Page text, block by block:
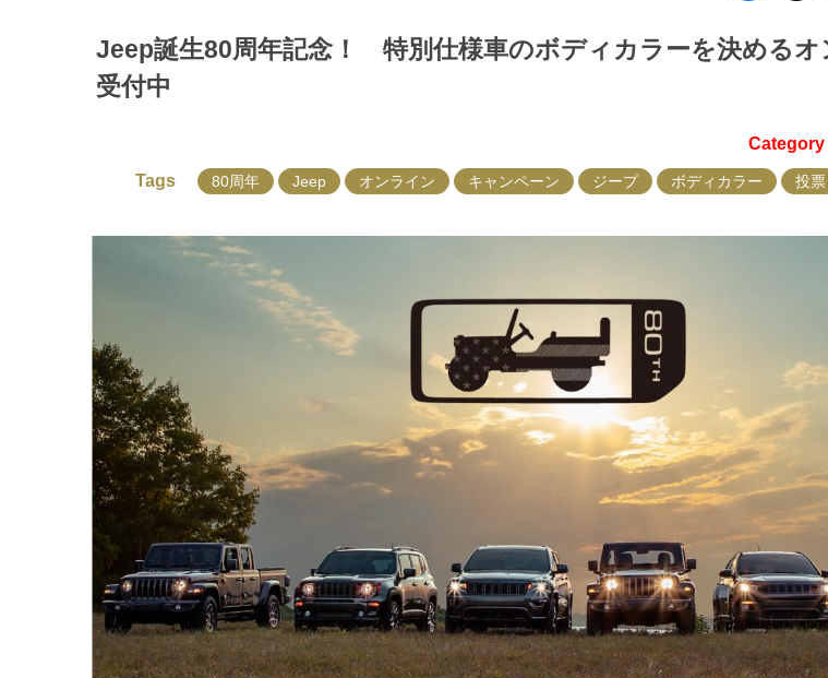
Jeep誕生80周年記念！ 特別仕様車のボディカラーを決めるオ
受付中
Category
Tags 80周年 Jeep オンライン キャンペーン ジープ ボディカラー 投票